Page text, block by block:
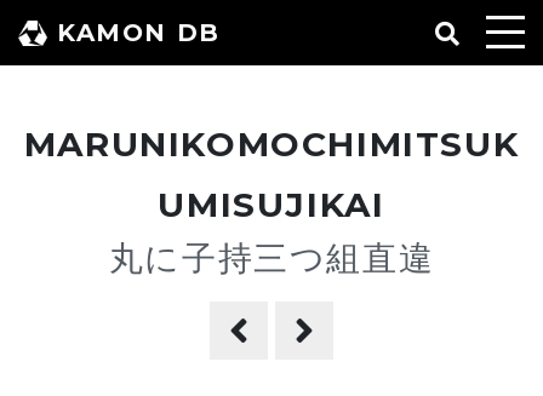
ン
KAMON DB
MARUNIKOMOCHIMITSUK
UMISUJIKAI
丸に子持三つ組直違